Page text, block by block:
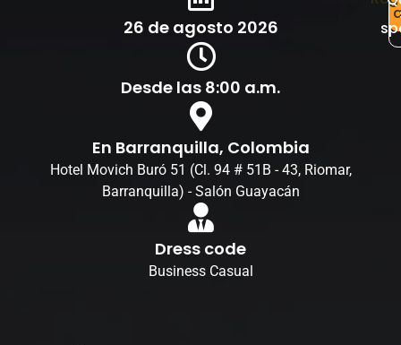
26 de agosto 2026
Desde las 8:00 a.m.
En Barranquilla, Colombia
Hotel Movich Buró 51 (Cl. 94 # 51B - 43, Riomar,
Barranquilla) - Salón Guayacán
Dress code
Business Casual